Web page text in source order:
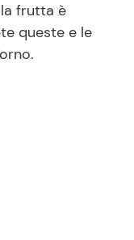
Feste
per Bambini
frutta è
queste e le